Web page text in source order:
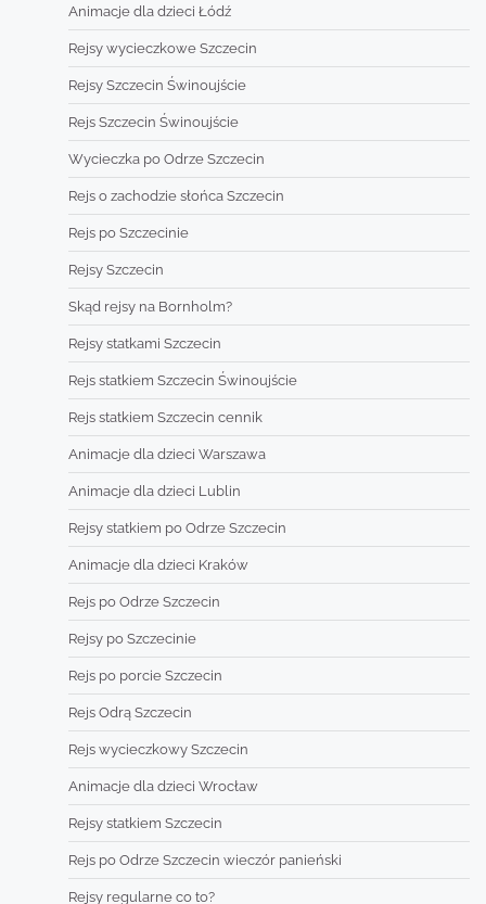
Animacje dla dzieci Łódź
Rejsy wycieczkowe Szczecin
Rejsy Szczecin Świnoujście
Rejs Szczecin Świnoujście
Wycieczka po Odrze Szczecin
Rejs o zachodzie słońca Szczecin
Rejs po Szczecinie
Rejsy Szczecin
Skąd rejsy na Bornholm?
Rejsy statkami Szczecin
Rejs statkiem Szczecin Świnoujście
Rejs statkiem Szczecin cennik
Animacje dla dzieci Warszawa
Animacje dla dzieci Lublin
Rejsy statkiem po Odrze Szczecin
Animacje dla dzieci Kraków
Rejs po Odrze Szczecin
Rejsy po Szczecinie
Rejs po porcie Szczecin
Rejs Odrą Szczecin
Rejs wycieczkowy Szczecin
Animacje dla dzieci Wrocław
Rejsy statkiem Szczecin
Rejs po Odrze Szczecin wieczór panieński
Rejsy regularne co to?